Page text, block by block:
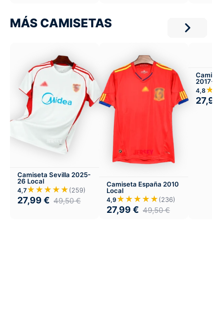
MÁS CAMISETAS
Camiseta Sevilla 2025-
26 Local
4,7★★★★★(259)
27,99 € 49,50€
Camiseta España 2010
Local
4,9 ★★★★★(236)
27,99 € 49,50€
2017-
Local
4,8
27,99